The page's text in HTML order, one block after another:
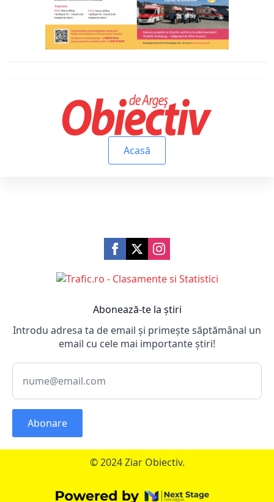
Acasă
Abonează-te la știri
Introdu adresa ta de email și primește săptămânal un
email cu cele mai importante știri!
Abonare
© 2024 Ziar Obiectiv.